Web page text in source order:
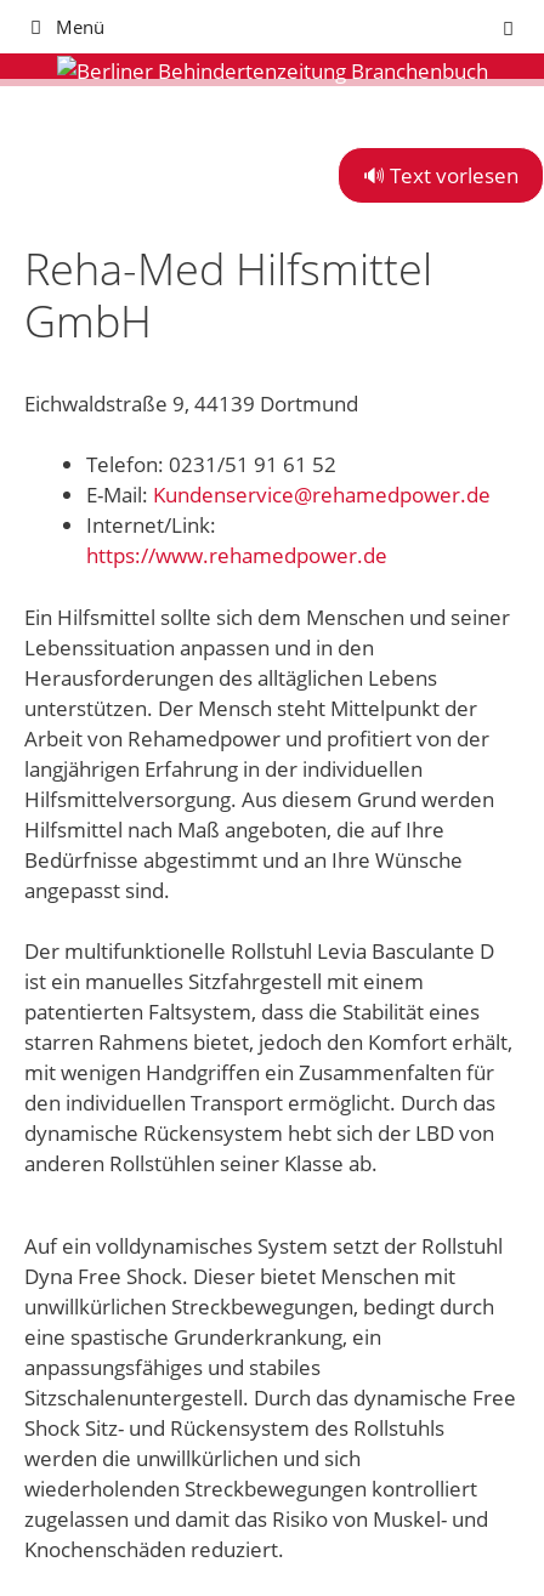
Zum
springen
Menü
🔊 Text vorlesen
Reha-Med Hilfsmittel
GmbH
Eichwaldstraße 9, 44139 Dortmund
Telefon: 0231/51 91 61 52
E-Mail: Kundenservice@rehamedpower.de
Internet/Link:
https://www.rehamedpower.de
Ein Hilfsmittel sollte sich dem Menschen und seiner
Lebenssituation anpassen und in den
Herausforderungen des alltäglichen Lebens
unterstützen. Der Mensch steht Mittelpunkt der
Arbeit von Rehamedpower und profitiert von der
langjährigen Erfahrung in der individuellen
Hilfsmittelversorgung. Aus diesem Grund werden
Hilfsmittel nach Maß angeboten, die auf Ihre
Bedürfnisse abgestimmt und an Ihre Wünsche
angepasst sind.
Der multifunktionelle Rollstuhl Levia Basculante D
ist ein manuelles Sitzfahrgestell mit einem
patentierten Faltsystem, dass die Stabilität eines
starren Rahmens bietet, jedoch den Komfort erhält,
mit wenigen Handgriffen ein Zusammenfalten für
den individuellen Transport ermöglicht. Durch das
dynamische Rückensystem hebt sich der LBD von
anderen Rollstühlen seiner Klasse ab.
Auf ein volldynamisches System setzt der Rollstuhl
Dyna Free Shock. Dieser bietet Menschen mit
unwillkürlichen Streckbewegungen, bedingt durch
eine spastische Grunderkrankung, ein
anpassungsfähiges und stabiles
Sitzschalenuntergestell. Durch das dynamische Free
Shock Sitz- und Rückensystem des Rollstuhls
werden die unwillkürlichen und sich
wiederholenden Streckbewegungen kontrolliert
zugelassen und damit das Risiko von Muskel- und
Knochenschäden reduziert.